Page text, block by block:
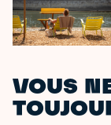
VOUS